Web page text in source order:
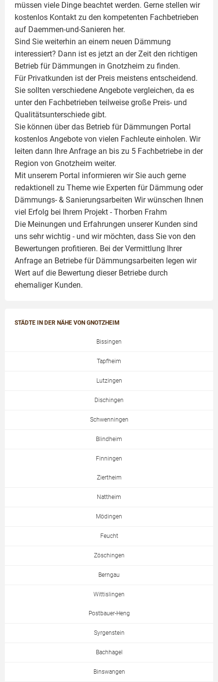
müssen viele Dinge beachtet werden. Gerne stellen wir
kostenlos Kontakt zu den kompetenten Fachbetrieben
auf Daemmen-und-Sanieren her.
Sind Sie weiterhin an einem neuen Dämmung
interessiert? Dann ist es jetzt an der Zeit den richtigen
Betrieb für Dämmungen in Gnotzheim zu finden.
Für Privatkunden ist der Preis meistens entscheidend.
Sie sollten verschiedene Angebote vergleichen, da es
unter den Fachbetrieben teilweise große Preis- und
Qualitätsunterschiede gibt.
Sie können über das Betrieb für Dämmungen Portal
kostenlos Angebote von vielen Fachleute einholen. Wir
leiten dann Ihre Anfrage an bis zu 5 Fachbetriebe in der
Region von Gnotzheim weiter.
Mit unserem Portal informieren wir Sie auch gerne
redaktionell zu Theme wie Experten für Dämmung oder
Dämmungs- & Sanierungsarbeiten Wir wünschen Ihnen
viel Erfolg bei Ihrem Projekt - Thorben Frahm
Die Meinungen und Erfahrungen unserer Kunden sind
uns sehr wichtig - und wir möchten, dass Sie von den
Bewertungen profitieren. Bei der Vermittlung Ihrer
Anfrage an Betriebe für Dämmungsarbeiten legen wir
Wert auf die Bewertung dieser Betriebe durch
ehemaliger Kunden.
STÄDTE IN DER NÄHE VON GNOTZHEIM
Bissingen
Tapfheim
Lutzingen
Dischingen
Schwenningen
Blindheim
Finningen
Ziertheim
Nattheim
Mödingen
Feucht
Zöschingen
Berngau
Wittislingen
Postbauer-Heng
Syrgenstein
Bachhagel
Binswangen